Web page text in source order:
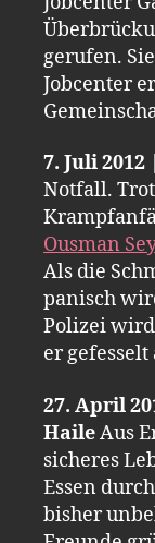
gerufen.
Jobcenter
7. Juli
Notfall.
Ousman
Als die
panisch
Polizei
er
27. April
HaileAus
sicheres
Essen
bisher